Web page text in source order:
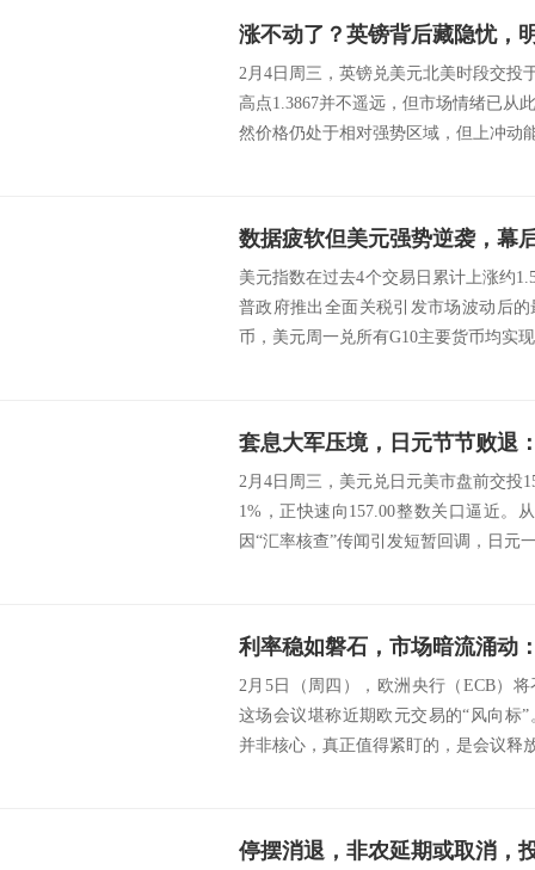
涨不动了？英镑背后藏隐忧，
2月4日周三，英镑兑美元北美时段交投
高点1.3867并不遥远，但市场情绪已从
然价格仍处于相对强势区域，但上冲动
数据疲软但美元强势逆袭，幕
美元指数在过去4个交易日累计上涨约
普政府推出全面关税引发市场波动后
币，美元周一兑所有G10主要货币均实
套息大军压境，日元节节败退
2月4日周三，美元兑日元美市盘前交投
1%，正快速向157.00整数关口逼近。
因“汇率核查”传闻引发短暂回调，日元
2月5日（周四），欧洲央行（ECB）
这场会议堪称近期欧元交易的“风向标
并非核心，真正值得紧盯的，是会议释